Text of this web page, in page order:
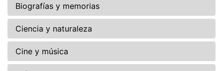
Biografías y memorias
Ciencia y naturaleza
Cine y música